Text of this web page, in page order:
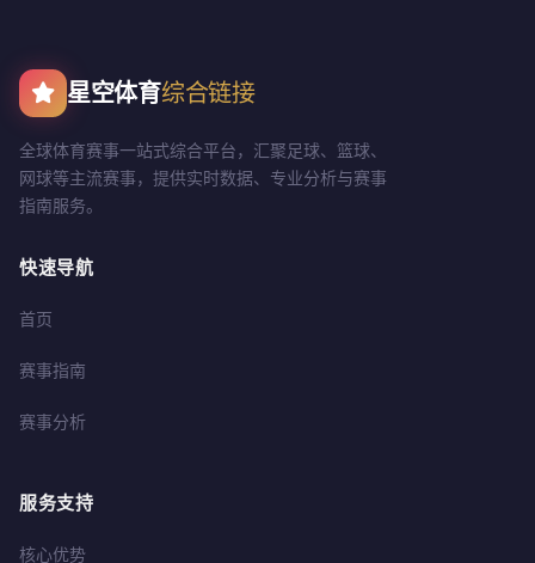
星空体育综合链接
全球体育赛事一站式综合平台，汇聚足球、篮球、
网球等主流赛事，提供实时数据、专业分析与赛事
指南服务。
快速导航
首页
赛事指南
赛事分析
服务支持
核心优势